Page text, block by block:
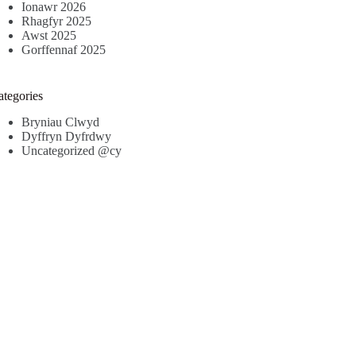
Ionawr 2026
Rhagfyr 2025
Awst 2025
Gorffennaf 2025
Bryniau Clwyd
Dyffryn Dyfrdwy
Uncategorized @cy